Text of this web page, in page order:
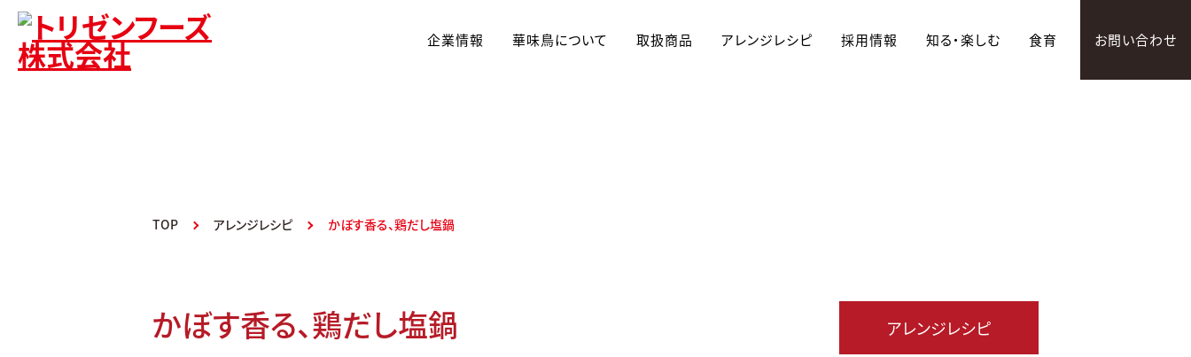
企業情報 華味鳥について 取扱商品 アレンジレシピ 採用情報 知る・楽しむ 食育 お問い合わせ
TOP アレンジレシピ かぼす香る、鶏だし塩鍋
かぼす香る、鶏だし塩鍋 アレンジレシピ